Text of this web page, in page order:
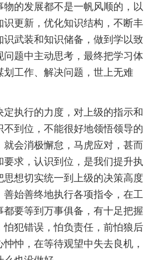
的发展都不是一帆风顺的，以
识更新，优化知识结构，不断丰
识武装和知识储备，做到学以致
问题中主动思考，最终把学习体
划工作、解决问题，世上无难
定执行的力度，对上级的指示和
到位，不能很好地领悟领导的
就会消极懈怠，马虎应对，甚而
求，认识到位，是我们提升执
思想切实统一到上级的决策高度
善始善终地执行各项指令，在工
要等到万事俱备，有十足把握
怕犯错误，怕负责任，前怕狼后
忡，在等待观望中失去良机，